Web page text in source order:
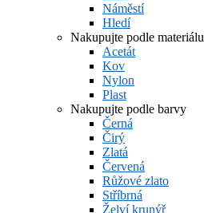
Náměstí
Hledí
Nakupujte podle materiálu
Acetát
Kov
Nylon
Plast
Nakupujte podle barvy
Černá
Čirý
Zlatá
Červená
Růžové zlato
Stříbrná
Želví krunýř